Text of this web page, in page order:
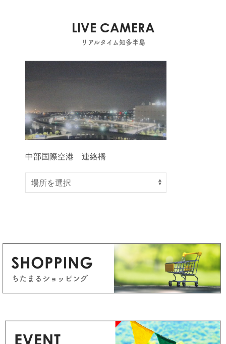
LIVE CAMERA
リアルタイム知多半島
中部国際空港 連絡橋